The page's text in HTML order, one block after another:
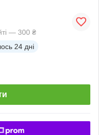
— 300 ₴
24 дні